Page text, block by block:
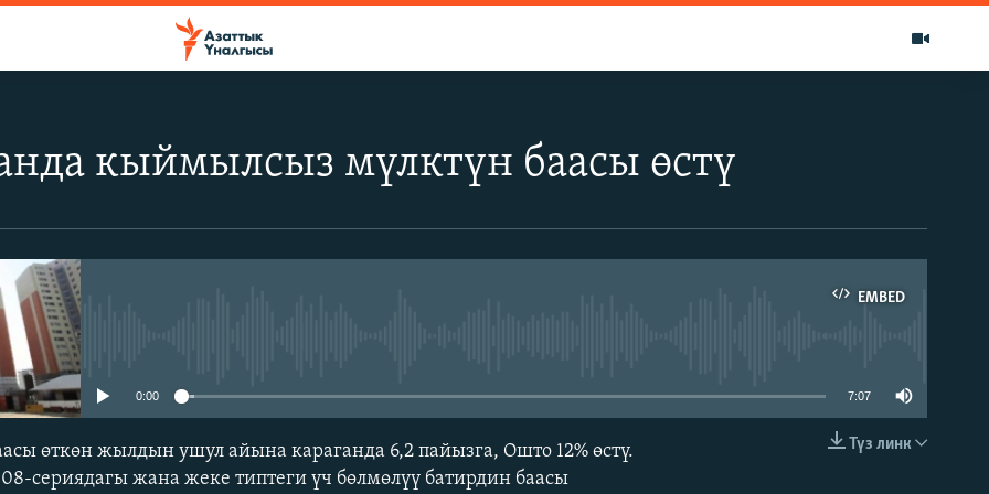
кыймылсыз мүлктүн баасы өстү
EMBED
EMBED
0:00 7:07
Түз линк
өткөн жылдын ушул айына караганда 6,2 пайызга, Ошто 12% өстү.
сериядагы жана жеке типтеги үч бөлмөлүү батирдин баасы